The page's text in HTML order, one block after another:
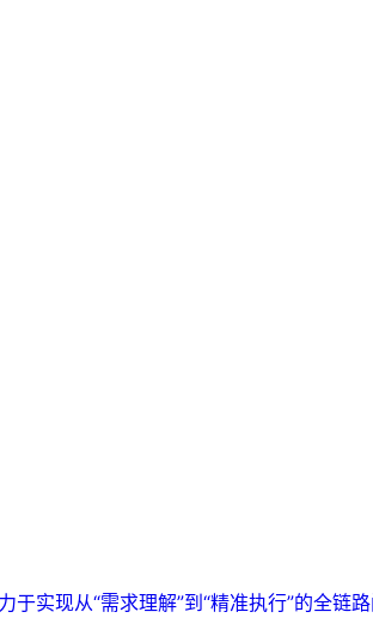
实现从“需求理解”到“精准执行”的全链